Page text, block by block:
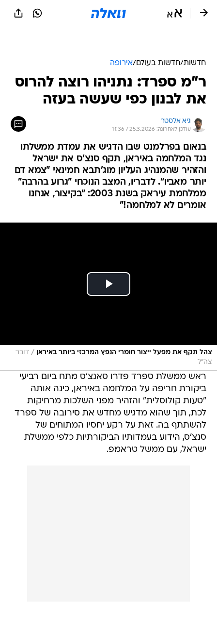
חדשות/חדשות בעולם/אירופה
ר"מ ספרד: נתניהו רוצה להרוס
את לבנון כפי שעשה בעזה
גיא אלסטר
עודכן לאחרונה: 25.3.2026 / 11:36
בנאום בפרלמנט שבו הדגיש את עמדת ממשלתו
נגד המלחמה באיראן, תקף סנצ'ס את ישראל
והזהיר שהמנהיג העליון מוג'תבא חמינאי "צמא דם
יותר מאביו". לדבריו, המצב הנוכחי "גרוע בהרבה"
ממלחמת עיראק בשנת 2003: "בקיצור, אנחנו
אומרים לא למלחמה!"
צהל תקף את מפעל ייצור חומרי הנפץ המרכזי ביותר באיראן / דובר
צה"ל
ראש ממשלת ספרד פדרו סאנצ'ס מתח ביום רביעי
ביקורת חריפה על המלחמה באיראן, כינה אותה
"טעות קולוסלית" והזהיר מפני השלכות מרחיקות
לכת, תוך שהוא מדגיש מחדש את סירובה של ספרד
להשתתף בה. זאת על רקע יחסיו המתוחים של
סנצ'ס, הידוע בעמדותיו הביקורתיות כלפי ממשלת
ישראל, עם ממשל טראמפ.